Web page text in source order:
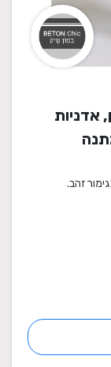
אדניות
מתנה,
זהב.